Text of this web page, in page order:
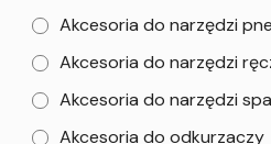
Akcesoria do narzędzi
Akcesoria do narzędzi
Akcesoria do narzędzi
Akcesoria do odkurzaczy